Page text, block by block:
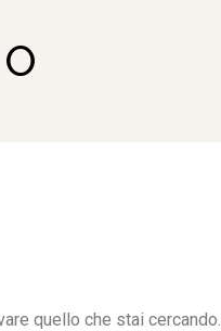
quello che stai cercando.